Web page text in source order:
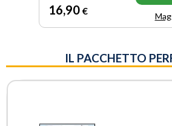
16,90 €
IL PACCHETTO